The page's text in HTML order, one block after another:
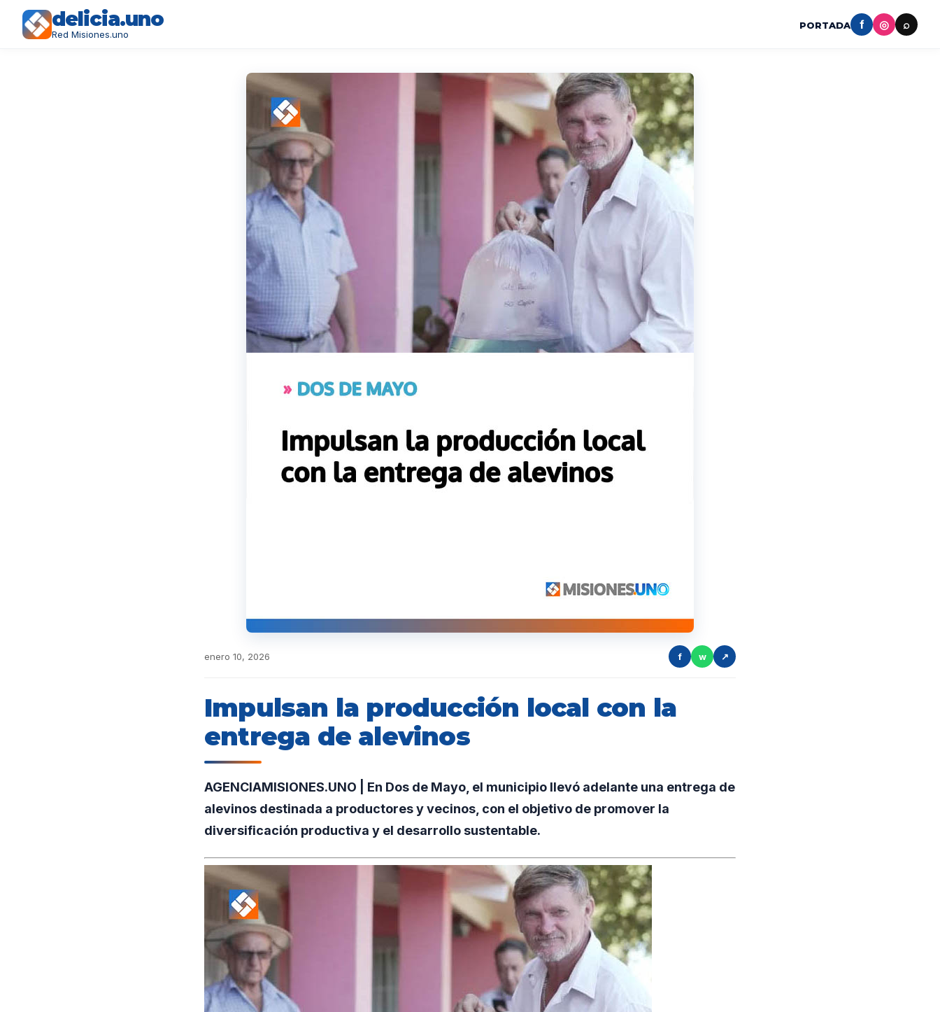
delicia.uno
Red Misiones.uno
PORTADA f ◎ ⌕
enero 10, 2026 f w ↗
Impulsan la producción local con la
entrega de alevinos
AGENCIAMISIONES.UNO | En Dos de Mayo, el municipio llevó adelante una entrega de
alevinos destinada a productores y vecinos, con el objetivo de promover la
diversificación productiva y el desarrollo sustentable.